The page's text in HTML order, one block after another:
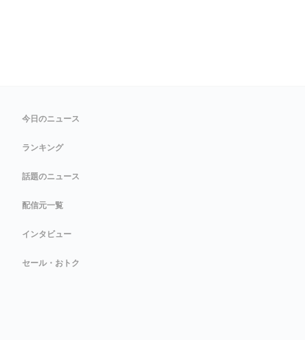
今日のニュース
ランキング
話題のニュース
配信元一覧
インタビュー
セール・おトク